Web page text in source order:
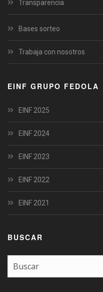
Transparencia
Bases sorteo
Trabaja con nosotros
EINF GRUPO FEDOLA
EINF 2025
EINF 2024
EINF 2023
EINF 2022
EINF 2021
BUSCAR